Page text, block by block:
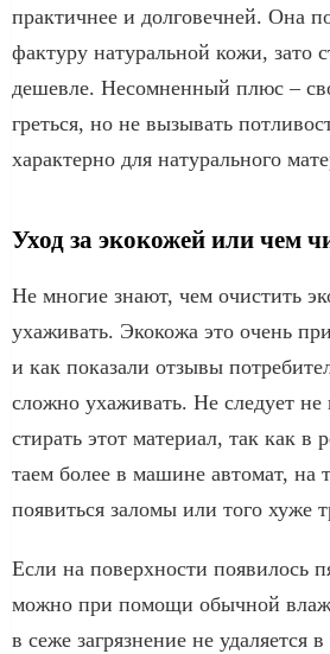
практичнее и долговечней. Она
фактуру натуральной кожи, зато
дешевле. Несомненный плюс –
греться, но не вызывать
характерно для натурального
Уход за экокожей или чем
Не многие знают, чем очистить
ухаживать. Экокожа это очень
и как показали отзывы
сложно ухаживать. Не следует не
стирать этот материал, так как в
таем более в машине автомат, на
появиться заломы или того хуже
Если на поверхности появилось
можно при помощи обычной
в сеже загрязнение не удаляется